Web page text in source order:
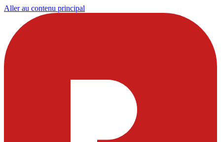
Aller au contenu principal